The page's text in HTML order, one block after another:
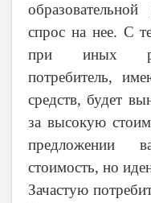
спрос на нее. С
при иных
потребитель,
средств, будет
за высокую
предложении
стоимость, но
Зачастую